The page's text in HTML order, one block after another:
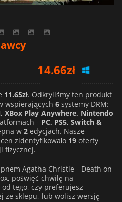
16.37zł
142.23zł
11.65zł. Odkryliśmy ten produkt
wspierających 6 systemy DRM:
XBox Play Anywhere, Nintendo
- PC, PS5, Switch &
w 2 edycjach. Nasze
zidentyfikowało 19 oferty
fizycznej.
Agatha Christie - Death on
poświęć chwilę na
tego, czy preferujesz
ze sklepu, lub wolisz wersję